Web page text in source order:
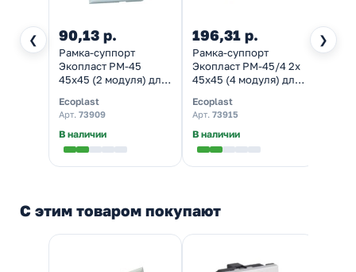
❮ ❯
90,13 р.
Рамка-суппорт
Экопласт PM-45
45х45 (2 модуля) для
INSTA
Ecoplast
Арт. 73909
В наличии
196,31 р.
Рамка-суппорт
Экопласт PM-45/4 2х
45х45 (4 модуля) для
INSTA
Ecoplast
Арт. 73915
В наличии
С этим товаром покупают